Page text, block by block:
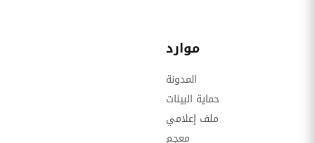
موارد
المدونة
حماية البينات
ملف إعلامي
معجم